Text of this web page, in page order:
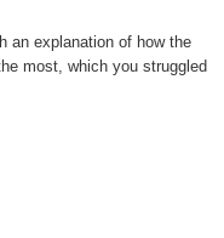
an explanation of how the
most, which you struggled